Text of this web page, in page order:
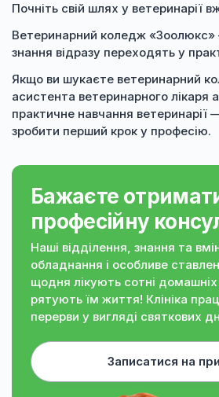
Почніть свій шлях у ветеринарії
Ветеринарний коледж
знання відразу переходять у
Якщо ви шукаєте ветеринарний
асистента ветеринарного лікаря
практичне навчання
зробити перший крок у професію.
Бажаєте
професійну
Наші відділення, знання та
обладнання і особливе
щодня лікують сотні домашніх
рятують їм життя! Клініка
перерви у вигляді святкових
Записатися на